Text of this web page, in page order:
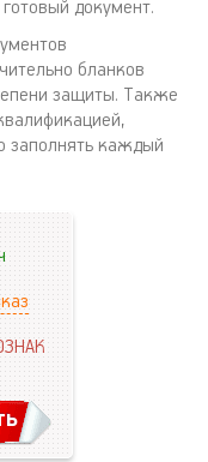
документ.
бланков
защиты. Также
заполнять каждый